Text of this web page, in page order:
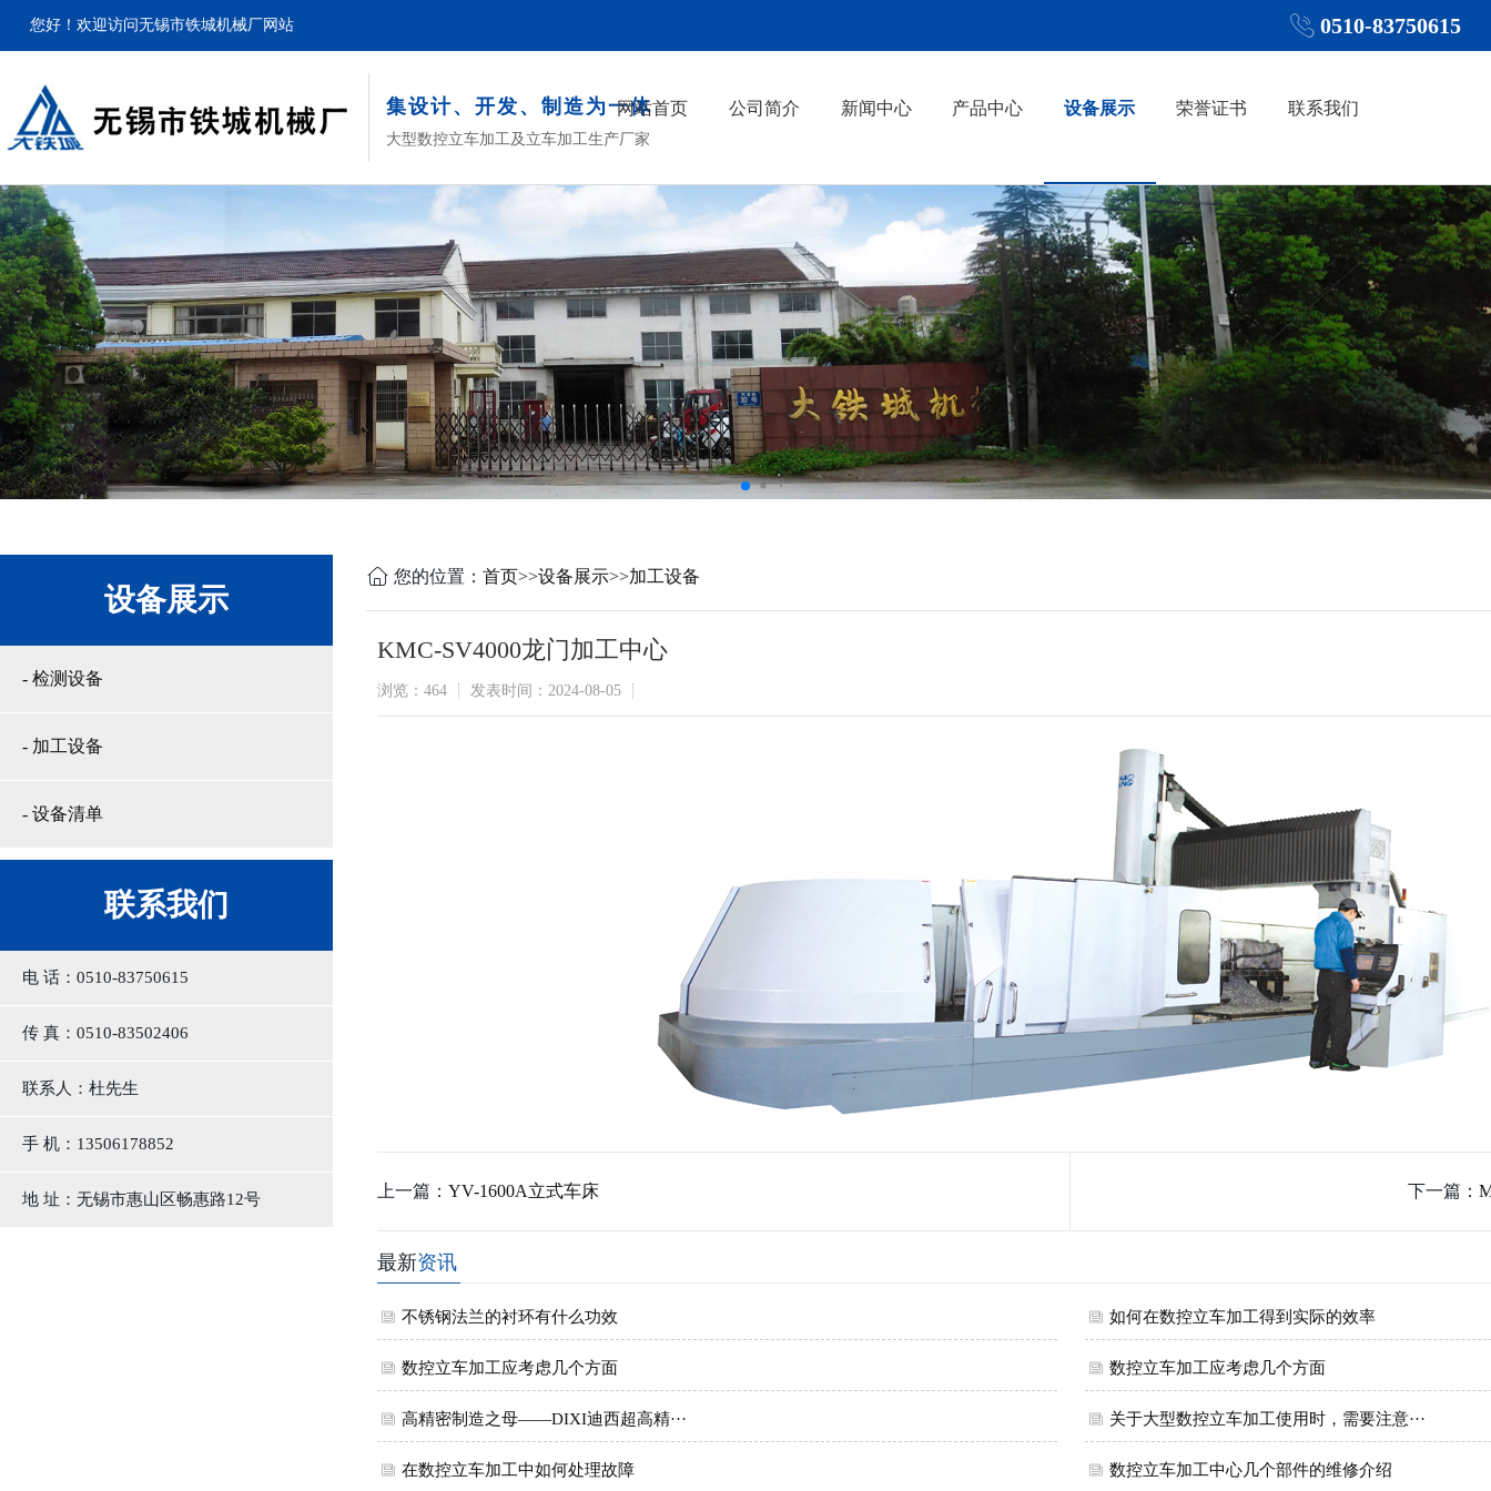
您好！欢迎访问无锡市铁城机械厂网站 0510-83750615
集设计、开发、制造为一体
大型数控立车加工及立车加工生产厂家
网站首页 公司简介 新闻中心 产品中心 设备展示 荣誉证书 联系我们
设备展示
- 检测设备
- 加工设备
- 设备清单
联系我们
电 话：0510-83750615
传 真：0510-83502406
联系人：杜先生
手 机：13506178852
地 址：无锡市惠山区畅惠路12号
您的位置： 首页>>设备展示>>加工设备
KMC-SV4000龙门加工中心
浏览：464 发表时间：2024-08-05
上一篇： YV-1600A立式车床 下一篇：
最新资讯
不锈钢法兰的衬环有什么功效 如何在数控立车加工得到实际的效率
数控立车加工应考虑几个方面 数控立车加工应考虑几个方面
高精密制造之母——DIXI迪西超高精··· 关于大型数控立车加工使用时，需要注意···
在数控立车加工中如何处理故障 数控立车加工中心几个部件的维修介绍